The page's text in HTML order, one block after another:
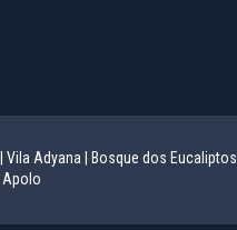
Vila Adyana | Bosque dos Eucaliptos |